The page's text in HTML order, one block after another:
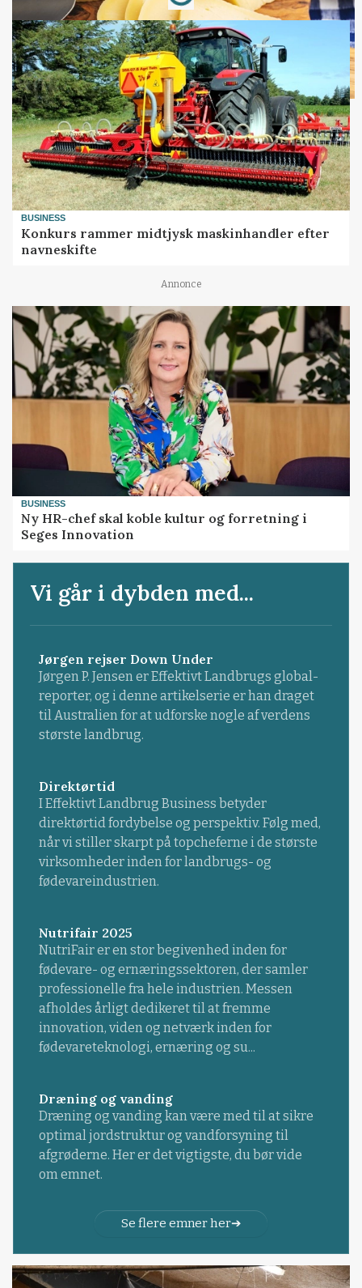
BUSINESS
Konkurs rammer midtjysk maskinhandler efter
navneskifte
Annonce
BUSINESS
Ny HR-chef skal koble kultur og forretning i
Seges Innovation
Vi går i dybden med...
Jørgen rejser Down Under
Jørgen P. Jensen er Effektivt Landbrugs global-
reporter, og i denne artikelserie er han draget
til Australien for at udforske nogle af verdens
største landbrug.
Direktørtid
I Effektivt Landbrug Business betyder
direktørtid fordybelse og perspektiv. Følg med,
når vi stiller skarpt på topcheferne i de største
virksomheder inden for landbrugs- og
fødevareindustrien.
Nutrifair 2025
NutriFair er en stor begivenhed inden for
fødevare- og ernæringssektoren, der samler
professionelle fra hele industrien. Messen
afholdes årligt dedikeret til at fremme
innovation, viden og netværk inden for
fødevareteknologi, ernæring og su...
Dræning og vanding
Dræning og vanding kan være med til at sikre
optimal jordstruktur og vandforsyning til
afgrøderne. Her er det vigtigste, du bør vide
om emnet.
Se flere emner her